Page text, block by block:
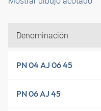
Denominación
PN 04 AJ 06 45
PN 06 AJ 45